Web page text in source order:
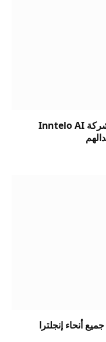
تتعاون The Gate London City مع شركة Inntelo AI
أنحاء إنجلترا